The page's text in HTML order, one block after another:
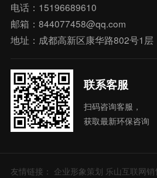
电话：15196689610
邮箱：844077458@qq.com
地址：成都高新区康华路802号1层
联系客服
扫码咨询客服，
获取最新环保咨询
友情链接： 企业形象策划 乐山互联网销